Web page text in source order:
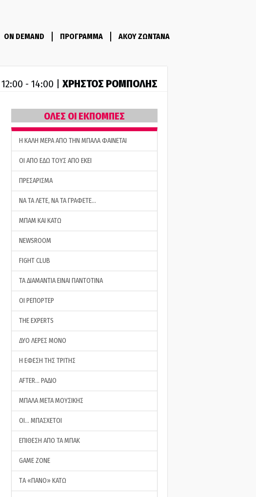
ON DEMAND ΠΡΟΓΡΑΜΜΑ ΑΚΟΥ ΖΩΝΤΑΝΑ
12:00 - 14:00 | ΧΡΗΣΤΟΣ ΡΟΜΠΟΛΗΣ
ΟΛΕΣ ΟΙ ΕΚΠΟΜΠΕΣ
H ΚΑΛΗ ΜΕΡΑ ΑΠΟ ΤΗΝ ΜΠΑΛΑ ΦΑΙΝΕΤΑΙ
ΟΙ ΑΠΟ ΕΔΩ ΤΟΥΣ ΑΠΟ ΕΚΕΙ
ΠΡΕΣΑΡΙΣΜΑ
ΝΑ ΤΑ ΛΕΤΕ, ΝΑ ΤΑ ΓΡΑΦΕΤΕ…
ΜΠΑΜ ΚΑΙ ΚΑΤΩ
NEWSROOM
FIGHT CLUB
ΤΑ ΔΙΑΜΑΝΤΙΑ ΕΙΝΑΙ ΠΑΝΤΟΤΙΝΑ
ΟΙ ΡΕΠΟΡΤΕΡ
THE EXPERTS
ΔΥΟ ΛΕΡΕΣ ΜΟΝΟ
Η ΕΦΕΣΗ ΤΗΣ ΤΡΙΤΗΣ
AFTER… ΡΑΔΙΟ
ΜΠΑΛΑ ΜΕΤΑ ΜΟΥΣΙΚΗΣ
ΟΙ… ΜΠΑΣΧΕΤΟΙ
ΕΠΙΘΕΣΗ ΑΠΟ ΤΑ ΜΠΑΚ
GAME ZONE
ΤA «ΠΑΝΟ» ΚΑΤΩ